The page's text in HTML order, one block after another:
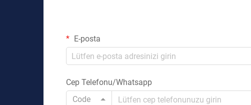
E-posta
Cep Telefonu/Whatsapp
Code